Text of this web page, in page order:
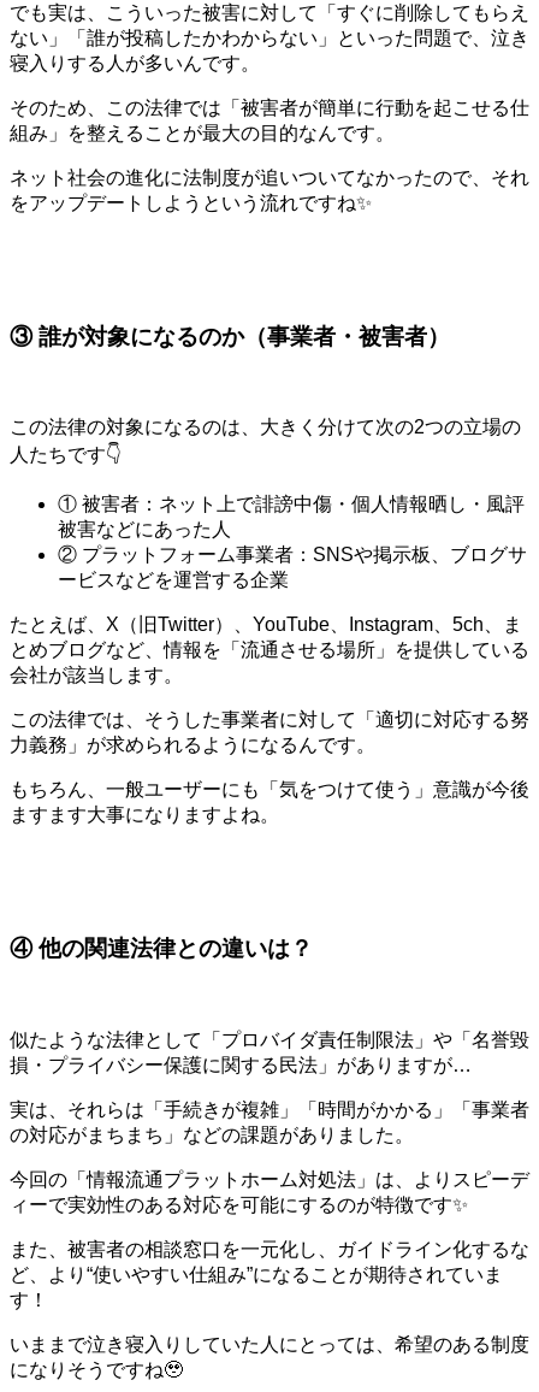
でも実は、こういった被害に対して「すぐに削除してもらえ
ない」「誰が投稿したかわからない」といった問題で、泣き
寝入りする人が多いんです。
そのため、この法律では「被害者が簡単に行動を起こせる仕
組み」を整えることが最大の目的なんです。
ネット社会の進化に法制度が追いついてなかったので、それ
をアップデートしようという流れですね✨
③ 誰が対象になるのか（事業者・被害者）
この法律の対象になるのは、大きく分けて次の2つの立場の
人たちです👇
① 被害者：ネット上で誹謗中傷・個人情報晒し・風評
被害などにあった人
② プラットフォーム事業者：SNSや掲示板、ブログサ
ービスなどを運営する企業
たとえば、X（旧Twitter）、YouTube、Instagram、5ch、ま
とめブログなど、情報を「流通させる場所」を提供している
会社が該当します。
この法律では、そうした事業者に対して「適切に対応する努
力義務」が求められるようになるんです。
もちろん、一般ユーザーにも「気をつけて使う」意識が今後
ますます大事になりますよね。
④ 他の関連法律との違いは？
似たような法律として「プロバイダ責任制限法」や「名誉毀
損・プライバシー保護に関する民法」がありますが…
実は、それらは「手続きが複雑」「時間がかかる」「事業者
の対応がまちまち」などの課題がありました。
今回の「情報流通プラットホーム対処法」は、よりスピーデ
ィーで実効性のある対応を可能にするのが特徴です✨
また、被害者の相談窓口を一元化し、ガイドライン化するな
ど、より“使いやすい仕組み”になることが期待されていま
す！
いままで泣き寝入りしていた人にとっては、希望のある制度
になりそうですね🥹